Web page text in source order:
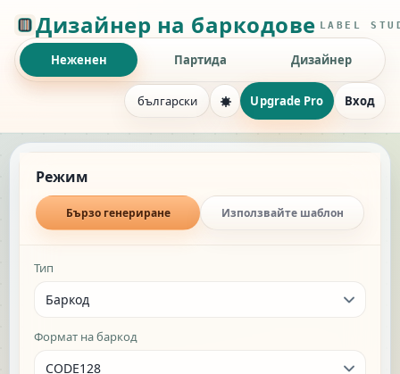
Barcode generator and
Дизайнер на баркодове LABEL
Неженен Партида Дизайнер
български Upgrade Pro Вход
Single barcode and QR code
Generation mode
Режим
Бързо генериране Използвайте шаблон
Single generation settings
Тип
Формат на баркод